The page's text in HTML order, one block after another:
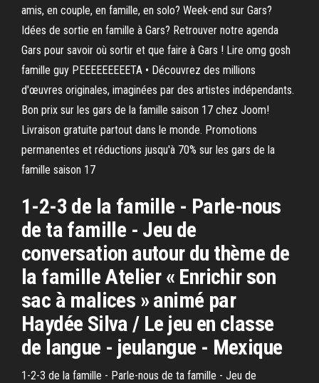
amis, en couple, en famille, en solo? Week-end sur Gars?
Idées de sortie en famille à Gars? Retrouver notre agenda
Gars pour savoir où sortir et que faire à Gars ! Lire omg gosh
famille guy PEEEEEEEEETA • Découvrez des millions
d'œuvres originales, imaginées par des artistes indépendants.
️Bon prix sur les gars de la famille saison 17 chez Joom!
️Livraison gratuite partout dans le monde. ️Promotions
permanentes et réductions jusqu'à 70% sur les gars de la
famille saison 17
1-2-3 de la famille - Parle-nous
de ta famille - Jeu de
conversation autour du thème de
la famille Atelier « Enrichir son
sac à malices » animé par
Haydée Silva / Le jeu en classe
de langue - jeulangue - Mexique
1-2-3 de la famille - Parle-nous de ta famille - Jeu de